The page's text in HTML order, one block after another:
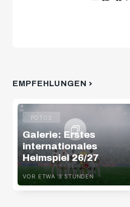
EMPFEHLUNGEN
FOTOS
Galerie: Erstes
internationales
Heimspiel 26/27
VOR ETWA 3 STUNDEN